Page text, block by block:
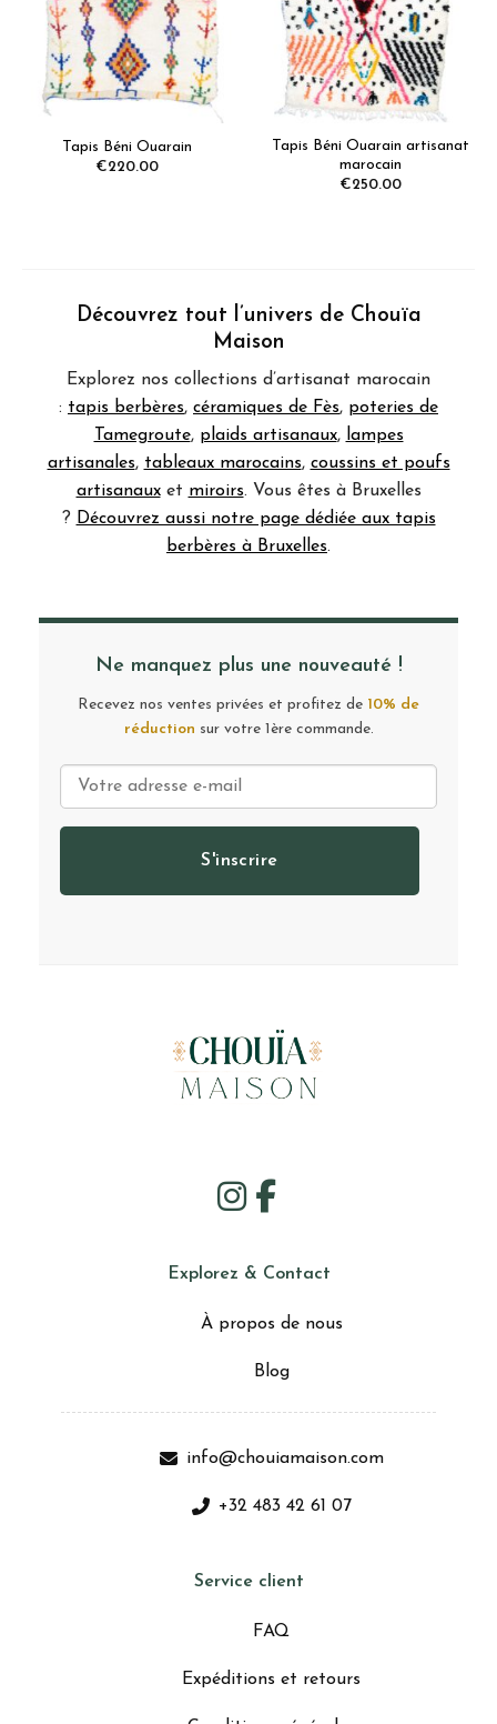
Tapis Béni Ouarain
€220.00
Tapis Béni Ouarain artisanat
marocain
€250.00
Découvrez tout l’univers de Chouïa
Maison
Explorez nos collections d’artisanat marocain
: tapis berbères, céramiques de Fès, poteries de
Tamegroute, plaids artisanaux, lampes
artisanales, tableaux marocains, coussins et poufs
artisanauxet miroirs. Vous êtes à Bruxelles
? Découvrez aussi notre page dédiée aux tapis
berbères à Bruxelles.
Ne manquez plus une nouveauté !
Recevez nos ventes privées et profitez de 10% de
réduction sur votre 1ère commande.
S'inscrire
Explorez & Contact
À propos de nous
Blog
info@chouiamaison.com
+32 483 42 61 07
Service client
FAQ
Expéditions et retours